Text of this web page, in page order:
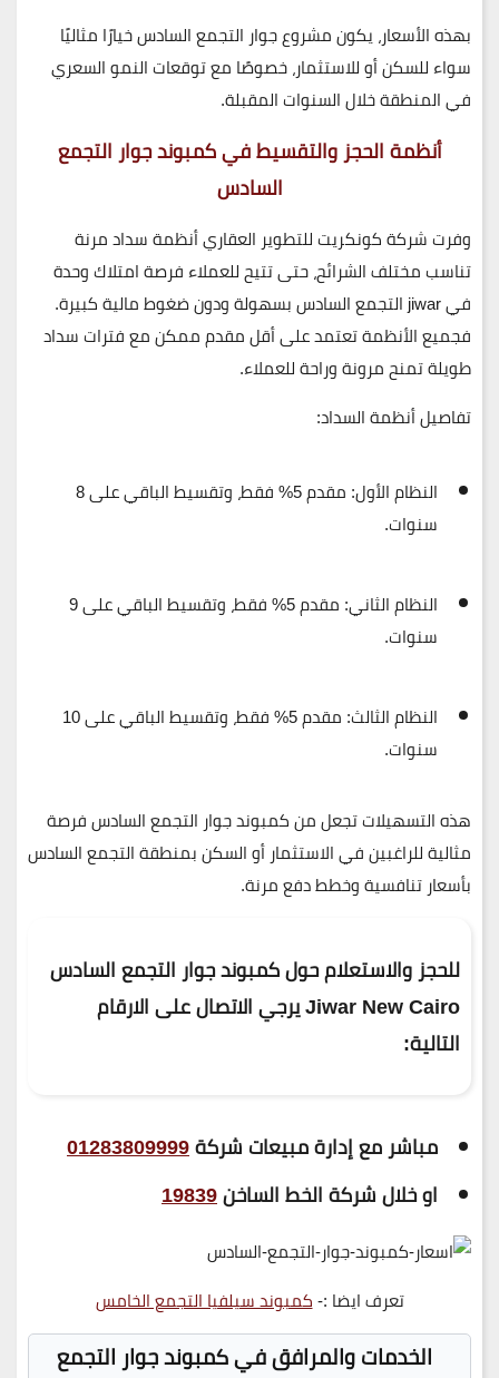
بهذه الأسعار، يكون مشروع جوار التجمع السادس خيارًا مثاليًا
سواء للسكن أو للاستثمار، خصوصًا مع توقعات النمو السعري
في المنطقة خلال السنوات المقبلة.
أنظمة الحجز والتقسيط في كمبوند جوار التجمع
السادس
وفرت شركةكونكريت للتطوير العقاريأنظمة سداد مرنة
تناسب مختلف الشرائح، حتى تتيح للعملاء فرصة امتلاك وحدة
في jiwar التجمع السادس بسهولة ودون ضغوط مالية كبيرة.
فجميع الأنظمة تعتمد علىأقل مقدم ممكنمع فترات سداد
طويلة تمنح مرونة وراحة للعملاء.
تفاصيل أنظمة السداد:
النظام الأول: مقدم 5% فقط، وتقسيط الباقي على8
سنوات.
النظام الثاني: مقدم 5% فقط، وتقسيط الباقي على9
سنوات.
النظام الثالث: مقدم 5% فقط، وتقسيط الباقي على10
سنوات.
هذه التسهيلات تجعل من كمبوند جوار التجمع السادس فرصة
مثالية للراغبين في الاستثمار أو السكن بمنطقة التجمع السادس
بأسعار تنافسية وخطط دفع مرنة.
للحجز والاستعلام حولكمبوند جوار التجمع السادس
Jiwar New Cairoيرجي الاتصالعلى الارقام
التالية:
مباشر مع إدارة مبيعات شركة01283809999
او خلال شركة الخط الساخن19839
تعرف ايضا :-كمبوند سيلفيا التجمع الخامس
الخدمات والمرافق في كمبوند جوار التجمع